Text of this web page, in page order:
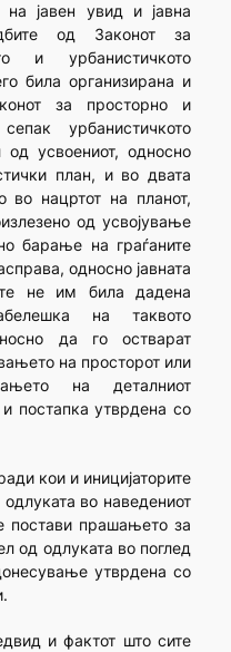
јавен увид и јавна
од Законот за
и урбанистичкото
била организирана и
за просторно и
урбанистичкото
усвоениот, односно
план, и во двата
во нацртот на планот,
од усвојување
барање на граѓаните
односно јавната
не им била дадена
на таквото
да го остварат
на просторот или
на деталниот
постапка утврдена со
кои и иницијаторите
одлуката во наведениот
постави прашањето за
од одлуката во поглед
утврдена со
и фактот што сите